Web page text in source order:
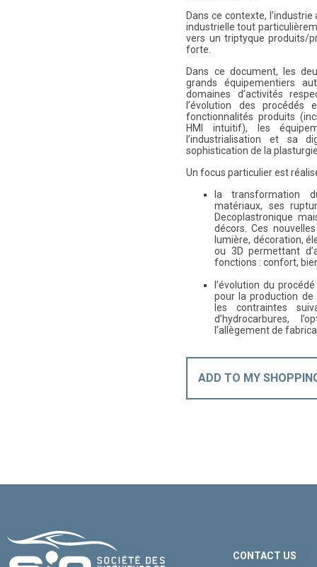
Dans ce contexte,
industrielle tout
vers un triptyque produits/
forte.
Dans ce document, les
grands équipementiers
domaines d’activités
l’évolution des
fonctionnalités produits
HMI intuitif), les
l’industrialisation et sa
sophistication de la
Un focus particulier est
la transformation
matériaux, ses
Decoplastronique
décors. Ces
lumière, décoration,
ou 3D permettant
fonctions : confort,
l’évolution du
pour la production
les contraintes
d’hydrocarbures,
l’allègement de
ADD TO MY
CONTACT US